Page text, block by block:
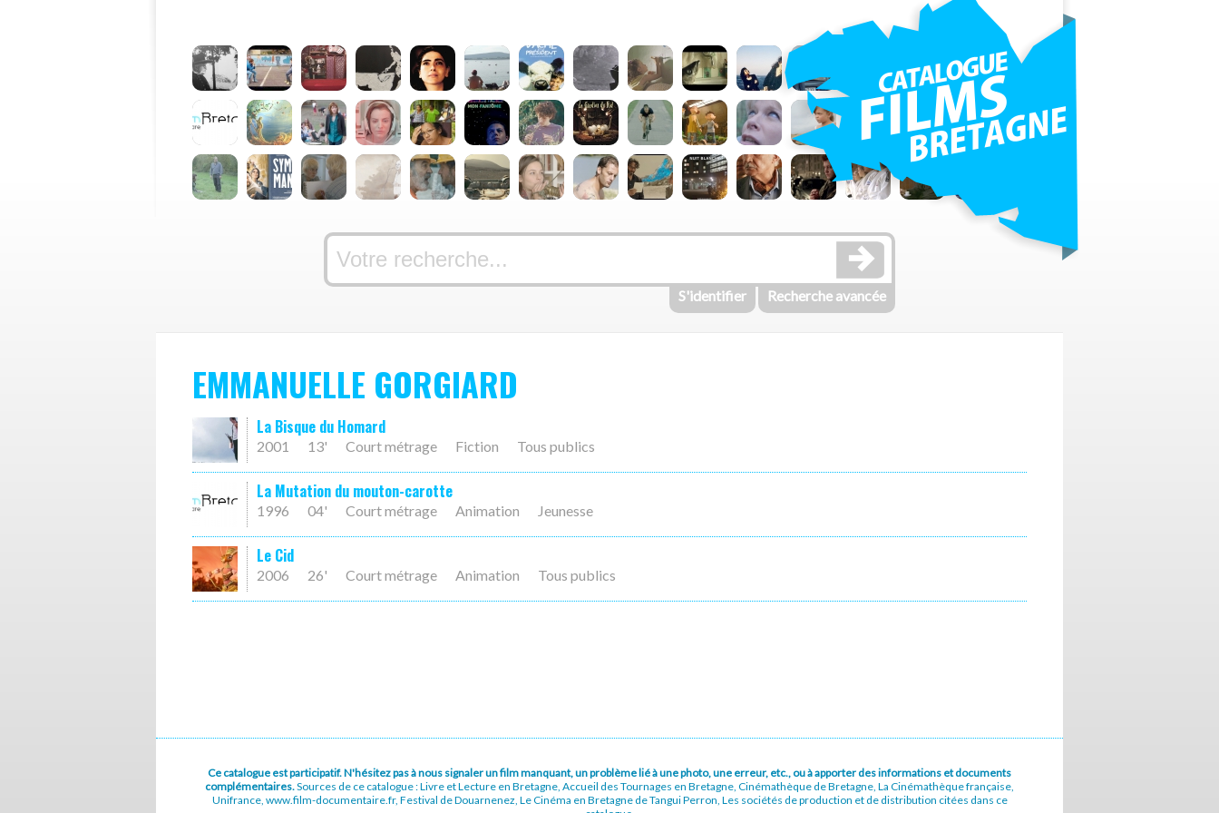
S'identifier Recherche avancée
EMMANUELLE GORGIARD
La Bisque du Homard
2001 13' Court métrage Fiction Tous publics
La Mutation du mouton-carotte
1996 04' Court métrage Animation Jeunesse
Le Cid
2006 26' Court métrage Animation Tous publics
Ce catalogue est participatif. N'hésitez pas à nous signaler un film manquant, un problème lié à une photo, une erreur, etc., ou à apporter des informations et documents
complémentaires.Sources de ce catalogue : Livre et Lecture en Bretagne, Accueil des Tournages en Bretagne, Cinémathèque de Bretagne, La Cinémathèque française,
Unifrance, www.film-documentaire.fr, Festival de Douarnenez, Le Cinéma en Bretagne de Tangui Perron, Les sociétés de production et de distribution citées dans ce